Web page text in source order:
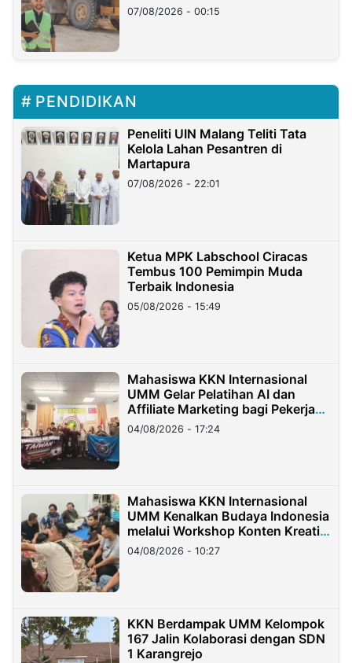
07/08/2026 - 00:15
PENDIDIKAN
Peneliti UIN Malang Teliti Tata
Kelola Lahan Pesantren di
Martapura
07/08/2026 - 22:01
Ketua MPK Labschool Ciracas
Tembus 100 Pemimpin Muda
Terbaik Indonesia
05/08/2026 - 15:49
Mahasiswa KKN Internasional
UMM Gelar Pelatihan AI dan
Affiliate Marketing bagi Pekerja
Migran Indonesia di Taiwan
04/08/2026 - 17:24
Mahasiswa KKN Internasional
UMM Kenalkan Budaya Indonesia
melalui Workshop Konten Kreatif
di Taiwan
04/08/2026 - 10:27
KKN Berdampak UMM Kelompok
167 Jalin Kolaborasi dengan SDN
1 Karangrejo